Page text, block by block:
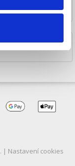
. | Nastavení cookies